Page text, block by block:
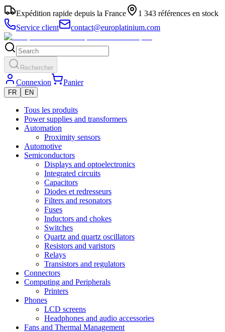
Expédition rapide depuis la France
1 343 références en stock
Service client
contact@europlatinium.com
Rechercher
Connexion Panier
FR EN
Tous les produits
Power supplies and transformers
Automation
Proximity sensors
Automotive
Semiconductors
Displays and optoelectronics
Integrated circuits
Capacitors
Diodes et redresseurs
Filters and resonators
Fuses
Inductors and chokes
Switches
Quartz and quartz oscillators
Resistors and varistors
Relays
Transistors and regulators
Connectors
Computing and Peripherals
Printers
Phones
LCD screens
Headphones and audio accessories
Fans and Thermal Management